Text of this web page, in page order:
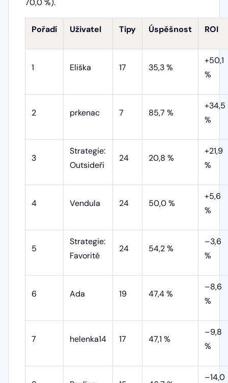
70,0 %).
Pořadí Uživatel Tipy Úspěšnost ROI
1 Eliška 17 35,3 %
+50,1
%
2 prkenac 7 85,7 %
+34,5
%
3
Strategie:
Outsideři
24 20,8 %
+21,9
%
4 Vendula 24 50,0 %
+5,6
%
5
Strategie:
Favorité
24 54,2 %
–3,6
%
6 Ada 19 47,4 %
–8,6
%
7 helenka14 17 47,1 %
–9,8
%
–14,0